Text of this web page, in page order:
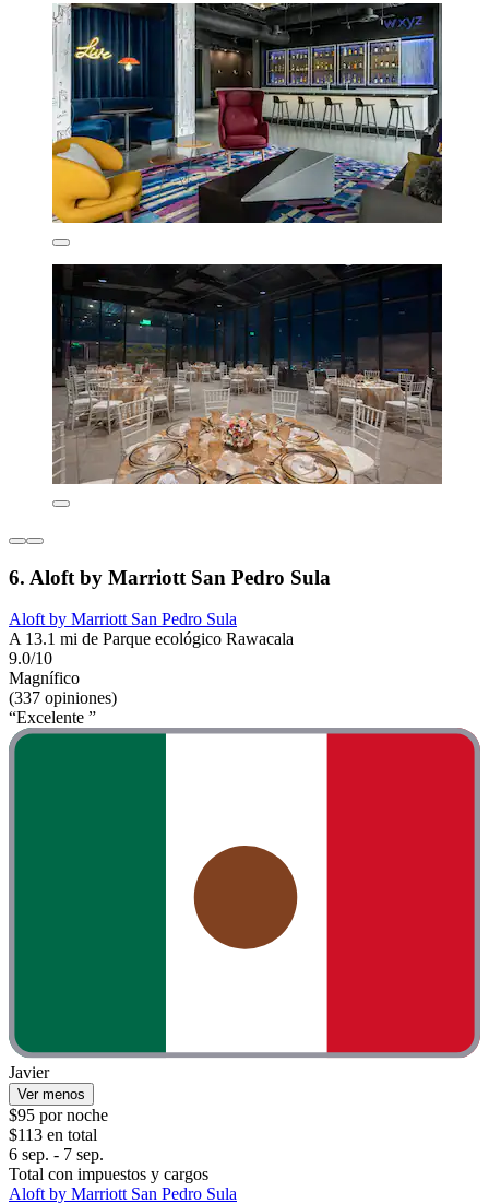
6. Aloft by Marriott San Pedro Sula
Aloft by Marriott San Pedro Sula
A 13.1 mi de Parque ecológico Rawacala
9.0/10
Magnífico
(337 opiniones)
“Excelente ”
Javier
Ver menos
$95 por noche
$113 en total
6 sep. - 7 sep.
Total con impuestos y cargos
Aloft by Marriott San Pedro Sula